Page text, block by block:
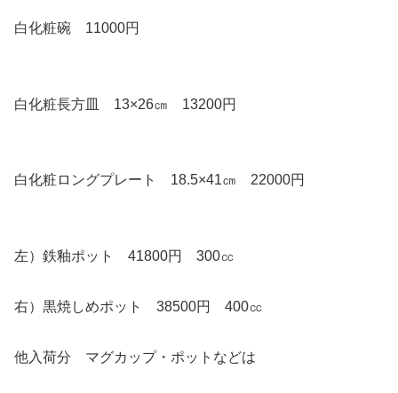
白化粧碗 11000円
白化粧長方皿 13×26㎝ 13200円
白化粧ロングプレート 18.5×41㎝ 22000円
左）鉄釉ポット 41800円 300㏄
右）黒焼しめポット 38500円 400㏄
他入荷分 マグカップ・ポットなどは